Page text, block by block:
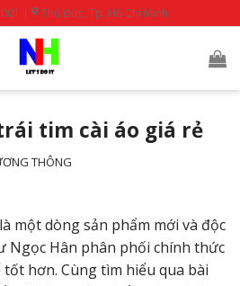
| Thủ Đức, Tp. Hồ Chí Minh
tim cài áo giá rẻ
THÔNG
một dòng sản phẩm mới và độc
Ngọc Hân phân phối chính thức
hơn. Cùng tìm hiểu qua bài